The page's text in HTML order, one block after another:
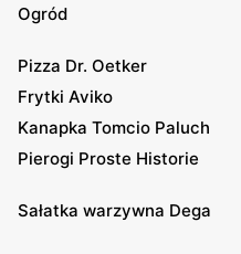
Ogród
Pizza Dr. Oetker
Frytki Aviko
Kanapka Tomcio Paluch
Pierogi Proste Historie
Sałatka warzywna Dega